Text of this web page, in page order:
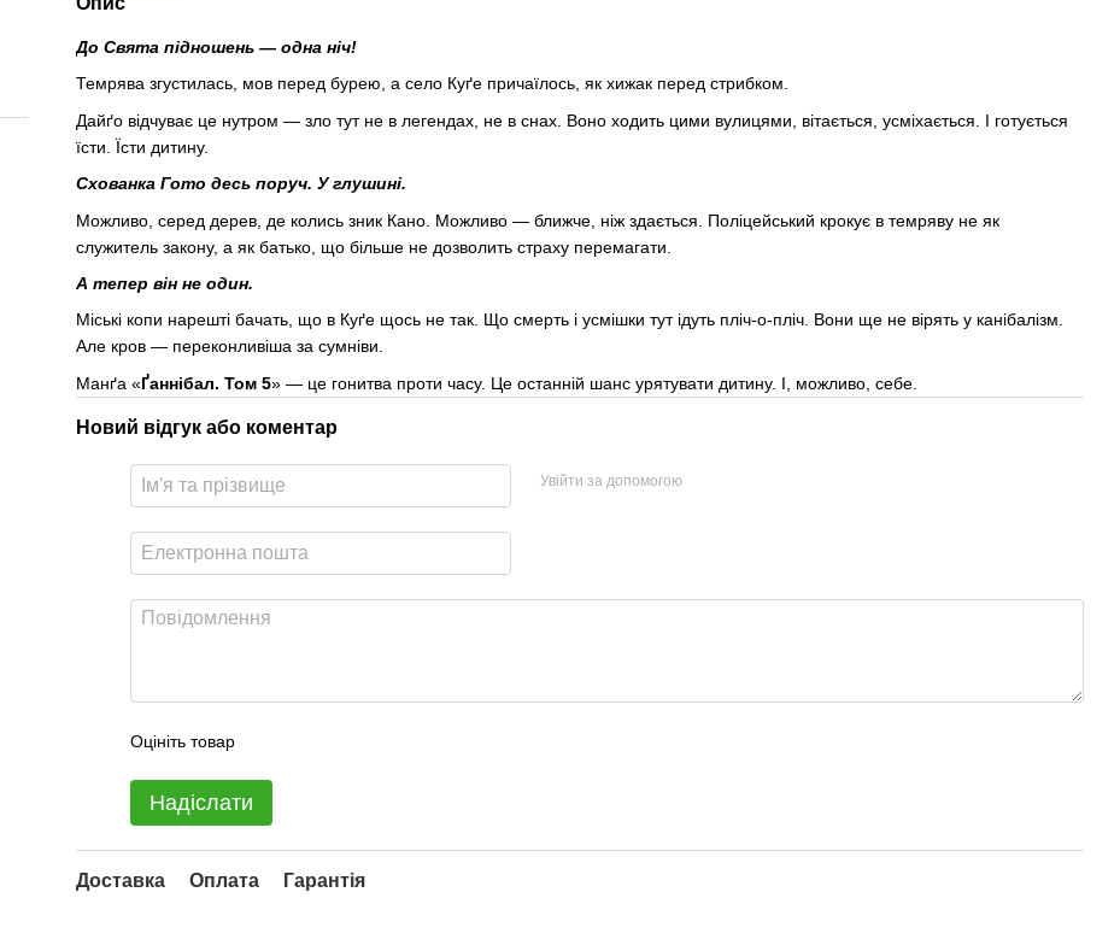
До Свята підношень — одна ніч!
Темрява згустилась, мов перед бурею, а село Куґе причаїлось, як хижак перед стрибком.
Дайґо відчуває це нутром — зло тут не в легендах, не в снах. Воно ходить цими вулицями, вітається, усміхається. І готується
їсти. Їсти дитину.
Схованка Гото десь поруч. У глушині.
Можливо, серед дерев, де колись зник Кано. Можливо — ближче, ніж здається. Поліцейський крокує в темряву не як
служитель закону, а як батько, що більше не дозволить страху перемагати.
А тепер він не один.
Міські копи нарешті бачать, що в Куґе щось не так. Що смерть і усмішки тут ідуть пліч-о-пліч. Вони ще не вірять у канібалізм.
Але кров — переконливіша за сумніви.
Манґа «Ґаннібал. Том 5» — це гонитва проти часу. Це останній шанс урятувати дитину. І, можливо, себе.
Новий відгук або коментар
Увійти за допомогою
Оцініть товар
Надіслати
Доставка Оплата Гарантія